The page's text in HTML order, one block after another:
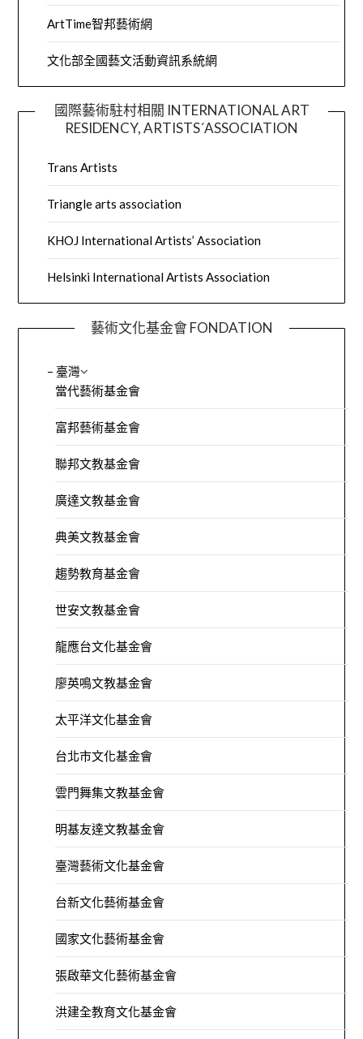
ArtTime智邦藝術網
文化部全國藝文活動資訊系統網
國際藝術駐村相關 INTERNATIONAL ART
RESIDENCY, ARTISTS´ASSOCIATION
Trans Artists
Triangle arts association
KHOJ International Artists’ Association
Helsinki International Artists Association
藝術文化基金會 FONDATION
– 臺灣
當代藝術基金會
富邦藝術基金會
聯邦文教基金會
廣達文教基金會
典美文教基金會
趨勢教育基金會
世安文教基金會
龍應台文化基金會
廖英鳴文教基金會
太平洋文化基金會
台北市文化基金會
雲門舞集文教基金會
明基友達文教基金會
臺灣藝術文化基金會
台新文化藝術基金會
國家文化藝術基金會
張啟華文化藝術基金會
洪建全教育文化基金會